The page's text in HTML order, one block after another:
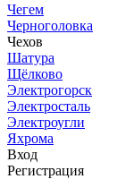
Чегем
Черноголовка
Чехов
Шатура
Щёлково
Электрогорск
Электросталь
Электроугли
Яхрома
Вход
Регистрация